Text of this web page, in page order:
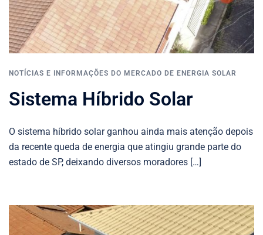
NOTÍCIAS E INFORMAÇÕES DO MERCADO DE ENERGIA SOLAR
Sistema Híbrido Solar
O sistema híbrido solar ganhou ainda mais atenção depois
da recente queda de energia que atingiu grande parte do
estado de SP, deixando diversos moradores […]